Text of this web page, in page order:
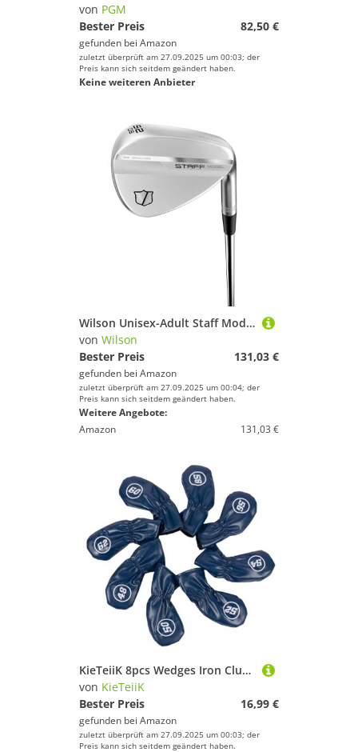
von PGM
Bester Preis
82,50 €
gefunden bei Amazon
zuletzt überprüft am 27.09.2025 um 00:03; der
Preis kann sich seitdem geändert haben.
Keine weiteren Anbieter
Wilson Unisex-Adult Staff Model Wedge ZM, Farbe, Rechts
von Wilson
Bester Preis
131,03 €
gefunden bei Amazon
zuletzt überprüft am 27.09.2025 um 00:04; der
Preis kann sich seitdem geändert haben.
Weitere Angebote:
Amazon
131,03 €
KieTeiiK 8pcs Wedges Iron Club Protective Headcover Putter Protector PU Leder Golfs Iron Head Deckungen Supplies Head Cover Schutzabdeckung PU Soft Dauer Tragbar
von KieTeiiK
Bester Preis
16,99 €
gefunden bei Amazon
zuletzt überprüft am 27.09.2025 um 00:03; der
Preis kann sich seitdem geändert haben.